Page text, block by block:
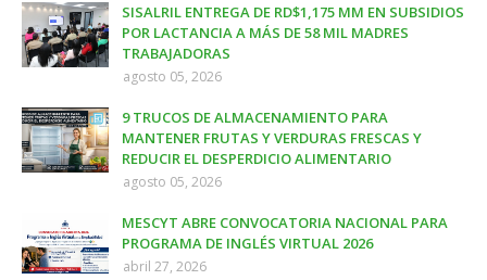
SISALRIL ENTREGA DE RD$1,175 MM EN SUBSIDIOS
POR LACTANCIA A MÁS DE 58 MIL MADRES
TRABAJADORAS
agosto 05, 2026
9 TRUCOS DE ALMACENAMIENTO PARA
MANTENER FRUTAS Y VERDURAS FRESCAS Y
REDUCIR EL DESPERDICIO ALIMENTARIO
agosto 05, 2026
MESCYT ABRE CONVOCATORIA NACIONAL PARA
PROGRAMA DE INGLÉS VIRTUAL 2026
abril 27, 2026